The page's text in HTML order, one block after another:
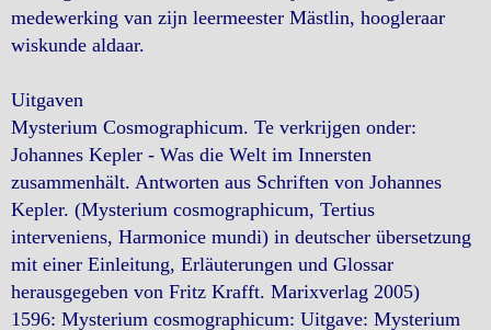
medewerking van zijn leermeester Mästlin, hoogleraar
wiskunde aldaar.
Uitgaven
Mysterium Cosmographicum. Te verkrijgen onder:
Johannes Kepler - Was die Welt im Innersten
zusammenhält. Antworten aus Schriften von Johannes
Kepler. (Mysterium cosmographicum, Tertius
interveniens, Harmonice mundi) in deutscher übersetzung
mit einer Einleitung, Erläuterungen und Glossar
herausgegeben von Fritz Krafft. Marixverlag 2005)
1596: Mysterium cosmographicum: Uitgave: Mysterium